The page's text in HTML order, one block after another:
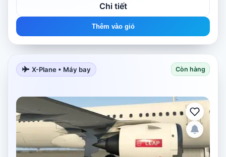
Chi tiết
Thêm vào giỏ
X-Plane • Máy bay Còn hàng